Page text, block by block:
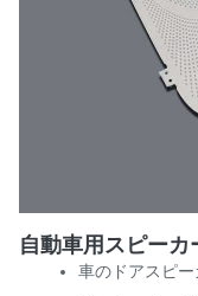
自動車用スピー
車のドアスピ